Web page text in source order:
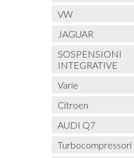
VW
JAGUAR
SOSPENSIONI
INTEGRATIVE
Varie
Citroen
AUDI Q7
Turbocompressori